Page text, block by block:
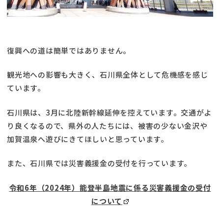
復興への道は簡単ではありません。
観光地への影響も大きく、石川県全体として危機感を感じ
ています。
石川県は、3月に北陸新幹線延伸を控えています。交通がよ
り良くなるので、県外の人たちには、被害の少ない金沢や
加賀温泉へ遊びにきてほしいと思っています。
また、石川県では災害義援金の受付を行っています。
令和6年（2024年）能登半島地震に係る災害義援金の受付
について